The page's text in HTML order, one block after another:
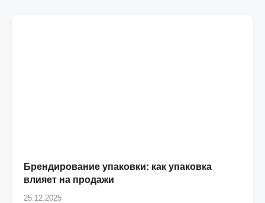
Брендирование упаковки: как упаковка
влияет на продажи
25.12.2025